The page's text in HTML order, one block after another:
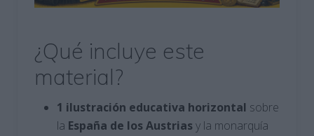
¿Qué incluye este
material?
1 ilustración educativa horizontal sobre
la España de los Austriasy la monarquía